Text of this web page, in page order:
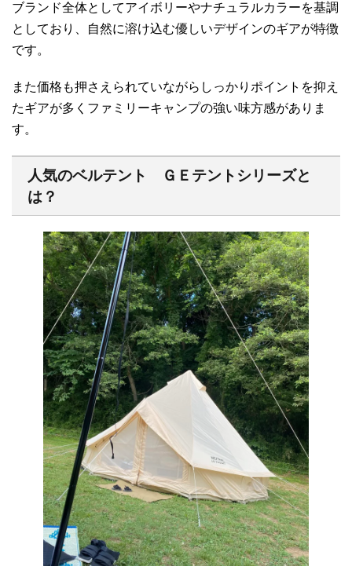
ブランド全体としてアイボリーやナチュラルカラーを基調
としており、自然に溶け込む優しいデザインのギアが特徴
です。
また価格も押さえられていながらしっかりポイントを抑え
たギアが多くファミリーキャンプの強い味方感がありま
す。
人気のベルテント ＧＥテントシリーズと
は？